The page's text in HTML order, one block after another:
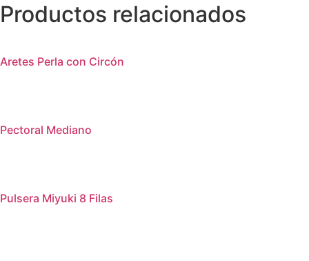
Productos relacionados
Aretes Perla con Circón
Pectoral Mediano
Pulsera Miyuki 8 Filas